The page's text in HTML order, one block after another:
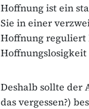
Hoffnung ist ein
Sie in einer
Hoffnung reguliert
Hoffnungslosigkeit
Deshalb sollte der
das vergessen?)